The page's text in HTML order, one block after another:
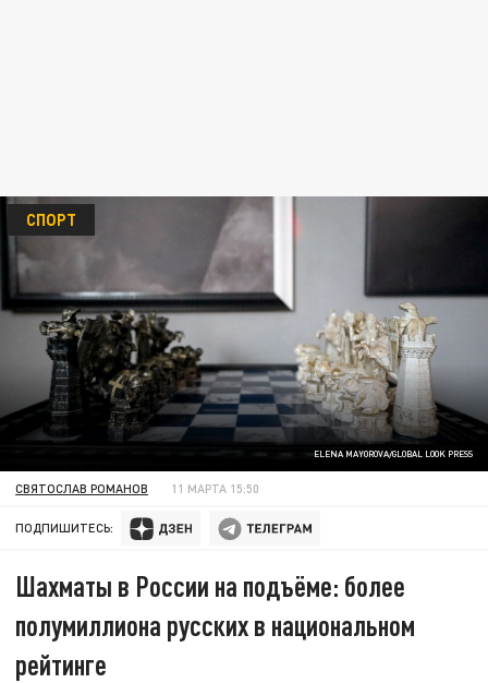
ELENA MAYOROVA/GLOBAL LOOK PRESS
СПОРТ
СВЯТОСЛАВ РОМАНОВ 11 МАРТА 15:50
ПОДПИШИТЕСЬ:
Шахматы в России на подъёме: более
полумиллиона русских в национальном
рейтинге